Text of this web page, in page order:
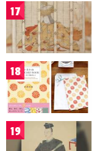
17
18
19